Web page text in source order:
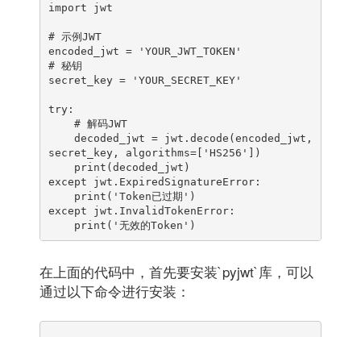
import jwt
# 示例JWT
encoded_jwt = 'YOUR_JWT_TOKEN'
# 秘钥
secret_key = 'YOUR_SECRET_KEY'
try:
secret_key, algorithms=['HS256'])
except jwt.ExpiredSignatureError:
except jwt.InvalidTokenError:
在上面的代码中，首先要安装`pyjwt`库，可以
通过以下命令进行安装：